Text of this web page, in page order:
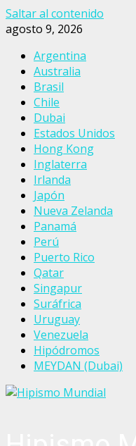
Saltar al contenido
agosto 9, 2026
Argentina
Australia
Brasil
Chile
Dubai
Estados Unidos
Hong Kong
Inglaterra
Irlanda
Japón
Nueva Zelanda
Panamá
Perú
Puerto Rico
Qatar
Singapur
Suráfrica
Uruguay
Venezuela
Hipódromos
MEYDAN (Dubai)